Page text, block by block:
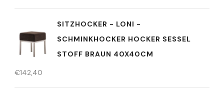
SITZHOCKER - LONI -
SCHMINKHOCKER HOCKER SESSEL
STOFF BRAUN 40X40CM
€142,40